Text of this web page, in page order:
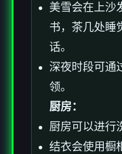
美雪会在上沙
书，茶几处睡
话。
深夜时段可通
领。
厨房：
厨房可以进行
结衣会使用橱